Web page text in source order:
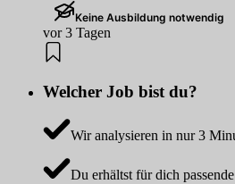
Keine Ausbildung notwendig
vor 3 Tagen
Welcher Job bist du?
Wir analysieren in nur 3
Du erhältst für dich